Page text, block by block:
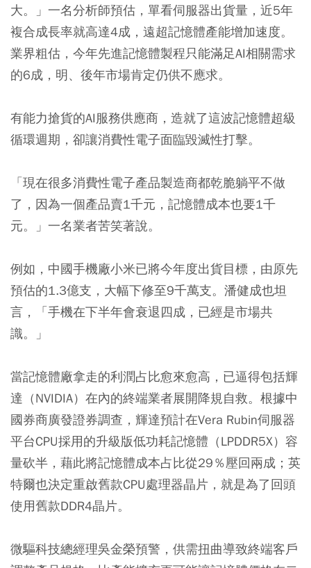
大。」一名分析師預估，單看伺服器出貨量，近5年
複合成長率就高達4成，遠超記憶體產能增加速度。
業界粗估，今年先進記憶體製程只能滿足AI相關需求
的6成，明、後年市場肯定仍供不應求。
有能力搶貨的AI服務供應商，造就了這波記憶體超級
循環週期，卻讓消費性電子面臨毀滅性打擊。
「現在很多消費性電子產品製造商都乾脆躺平不做
了，因為一個產品賣1千元，記憶體成本也要1千
元。」一名業者苦笑著說。
例如，中國手機廠小米已將今年度出貨目標，由原先
預估的1.3億支，大幅下修至9千萬支。潘健成也坦
言，「手機在下半年會衰退四成，已經是市場共
識。」
當記憶體廠拿走的利潤占比愈來愈高，已逼得包括輝
達（NVIDIA）在內的終端業者展開降規自救。根據中
國券商廣發證券調查，輝達預計在Vera Rubin伺服器
平台CPU採用的升級版低功耗記憶體（LPDDR5X）容
量砍半，藉此將記憶體成本占比從29％壓回兩成；英
特爾也決定重啟舊款CPU處理器晶片，就是為了回頭
使用舊款DDR4晶片。
微驅科技總經理吳金榮預警，供需扭曲導致終端客戶